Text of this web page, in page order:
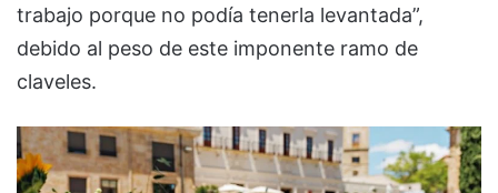
trabajo porque no podía tenerla levantada”,
debido al peso de este imponente ramo de
claveles.